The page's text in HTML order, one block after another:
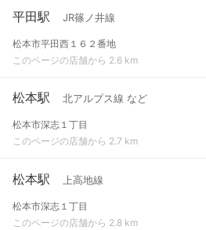
平田駅 JR篠ノ井線
松本市平田西１６２番地
このページの店舗から 2.6 km
松本駅 北アルプス線 など
松本市深志１丁目
このページの店舗から 2.7 km
松本駅 上高地線
松本市深志１丁目
このページの店舗から 2.8 km